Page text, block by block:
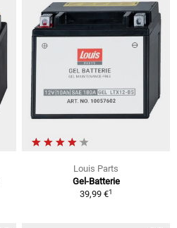
Louis Parts
Gel-Batterie
39,99 €1